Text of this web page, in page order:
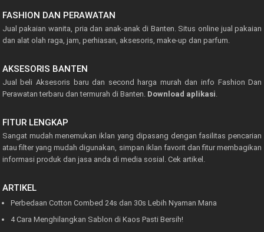
FASHION DAN PERAWATAN
Jual pakaian wanita, pria dan anak-anak di Banten. Situs online jual pakaian
dan alat olah raga, jam, perhiasan, aksesoris, make-up dan parfum.
AKSESORIS BANTEN
Jual beli Aksesoris baru dan second harga murah dan info Fashion Dan
Perawatan terbaru dan termurah di Banten. Download aplikasi
FITUR LENGKAP
Sangat mudah menemukan iklan yang dipasang dengan fasilitas pencarian
atau filter yang mudah digunakan, simpan iklan favorit dan fitur membagikan
informasi produk dan jasa anda di media sosial. Cek artikel.
ARTIKEL
Perbedaan Cotton Combed 24s dan 30s Lebih Nyaman Mana
4 Cara Menghilangkan Sablon di Kaos Pasti Bersih!